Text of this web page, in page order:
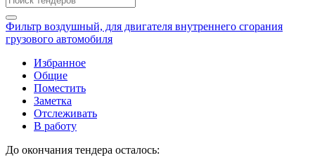
Фильтр воздушный, для двигателя внутреннего сгорания
грузового автомобиля
Избранное
Общие
Поместить
Заметка
Отслеживать
В работу
До окончания тендера осталось: